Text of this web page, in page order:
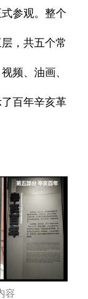
参观。整个
，共五个常
频、油画、
百年辛亥革
容